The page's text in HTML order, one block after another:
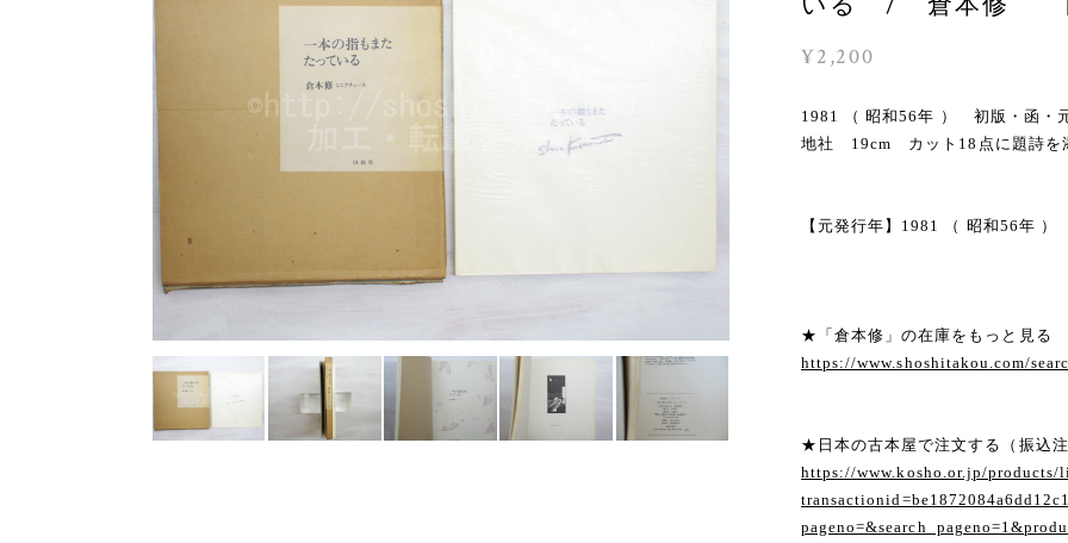
¥2,200
1981 （ 昭和56年 ） 初版・函
地社 19cm カット18点に題詩
【元発行年】1981 （ 昭和56年 ）
★「倉本修」の在庫をもっと見る
https://www.shoshitakou.com/
★日本の古本屋で注文する（振込
https://www.kosho.or.jp/products/